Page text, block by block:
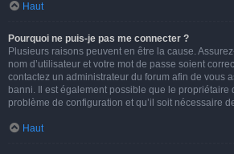
Haut
Pourquoi ne puis-je pas me connecter ?
Plusieurs raisons peuvent en être la cause.
nom d’utilisateur et votre mot de passe soient
contactez un administrateur du forum afin de vous
banni. Il est également possible que le propriétaire
problème de configuration et qu’il soit nécessaire
Haut